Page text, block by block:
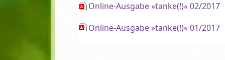
Online-Ausgabe »tanke(!)« 02/2017
Online-Ausgabe »tanke(!)« 01/2017